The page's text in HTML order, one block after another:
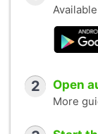
2 Open
More